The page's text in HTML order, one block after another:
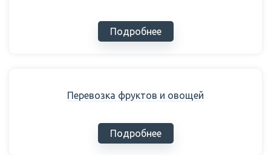
Подробнее
Перевозка фруктов и овощей
Подробнее